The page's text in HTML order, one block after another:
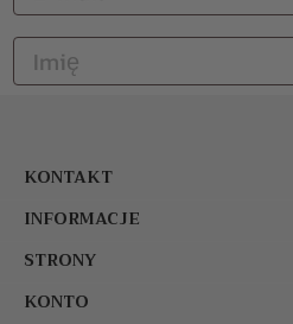
KONTAKT
INFORMACJE
STRONY
KONTO